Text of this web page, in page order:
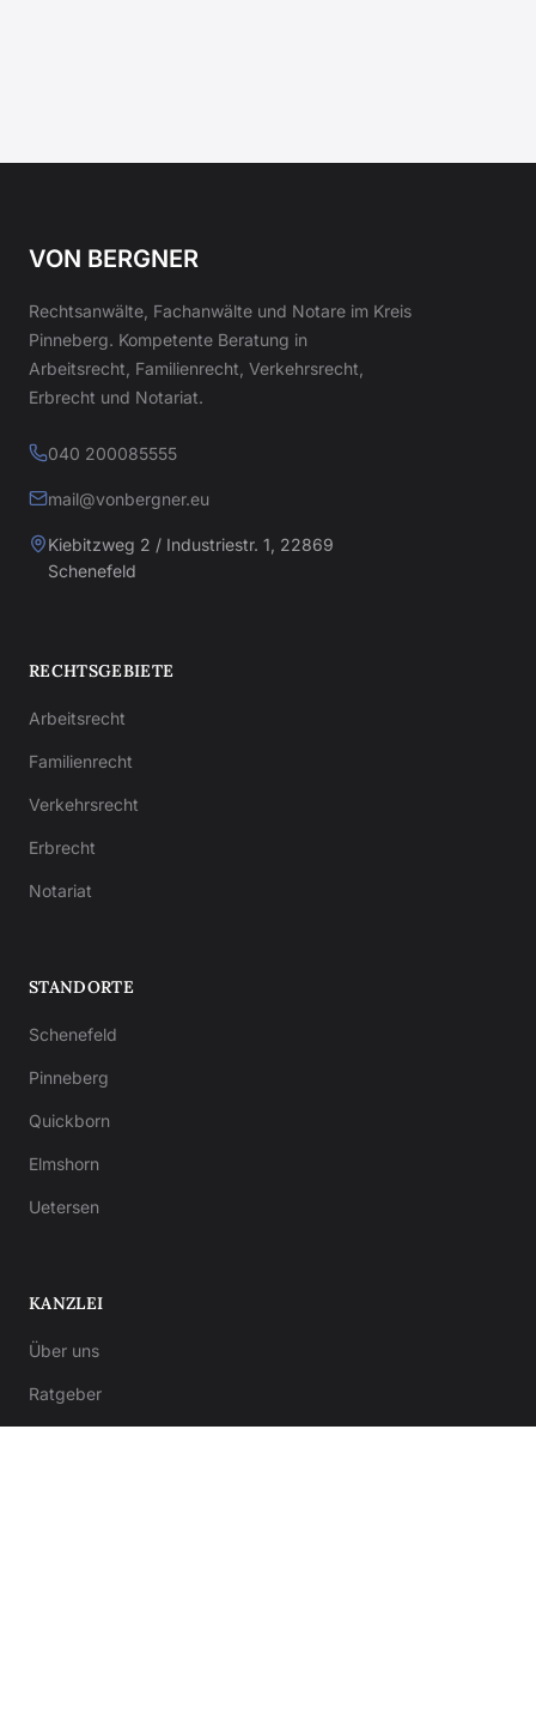
VON BERGNER
Rechtsanwälte, Fachanwälte und Notare im Kreis
Pinneberg. Kompetente Beratung in
Arbeitsrecht, Familienrecht, Verkehrsrecht,
Erbrecht und Notariat.
040 200085555
mail@vonbergner.eu
Kiebitzweg 2 / Industriestr. 1, 22869
Schenefeld
RECHTSGEBIETE
Arbeitsrecht
Familienrecht
Verkehrsrecht
Erbrecht
Notariat
STANDORTE
Schenefeld
Pinneberg
Quickborn
Elmshorn
Uetersen
KANZLEI
Über uns
Ratgeber